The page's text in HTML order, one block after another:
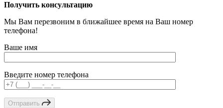
Получить консультацию
Мы Вам перезвоним в ближайшее время на Ваш номер
телефона!
Ваше имя
Введите номер телефона
Отправить